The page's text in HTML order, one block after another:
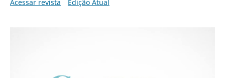
Acessar revista
Edição Atual